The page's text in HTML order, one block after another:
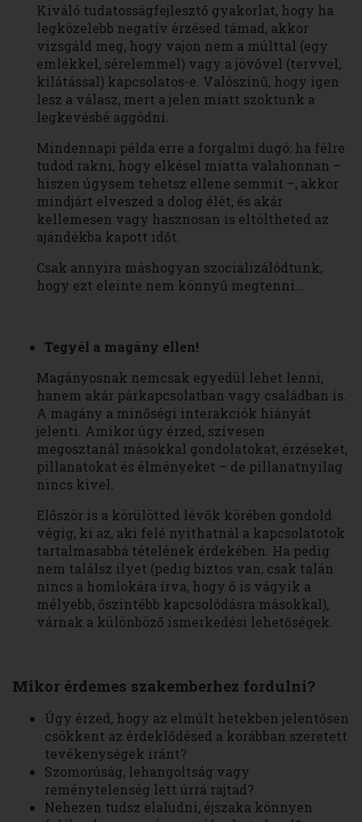
Kiváló tudatosságfejlesztő gyakorlat, hogy ha
legközelebb negatív érzésed támad, akkor
vizsgáld meg, hogy vajon nem a múlttal (egy
emlékkel, sérelemmel) vagy a jövővel (tervvel,
kilátással) kapcsolatos-e. Valószínű, hogy igen
lesz a válasz, mert a jelen miatt szoktunk a
legkevésbé aggódni.
Mindennapi példa erre a forgalmi dugó: ha félre
tudod rakni, hogy elkésel miatta valahonnan –
hiszen úgysem tehetsz ellene semmit –, akkor
mindjárt elveszed a dolog élét, és akár
kellemesen vagy hasznosan is eltöltheted az
ajándékba kapott időt.
Csak annyira máshogyan szocializálódtunk,
hogy ezt eleinte nem könnyű megtenni…
Tegyél a magány ellen!
Magányosnak nemcsak egyedül lehet lenni,
hanem akár párkapcsolatban vagy családban is.
A magány a minőségi interakciók hiányát
jelenti. Amikor úgy érzed, szívesen
megosztanál másokkal gondolatokat, érzéseket,
pillanatokat és élményeket – de pillanatnyilag
nincs kivel.
Először is a körülötted lévők körében gondold
végig, ki az, aki felé nyithatnál a kapcsolatotok
tartalmasabbá tételének érdekében. Ha pedig
nem találsz ilyet (pedig biztos van, csak talán
nincs a homlokára írva, hogy ő is vágyik a
mélyebb, őszintébb kapcsolódásra másokkal),
várnak a különböző ismerkedési lehetőségek.
Mikor érdemes szakemberhez fordulni?
Úgy érzed, hogy az elmúlt hetekben jelentősen
csökkent az érdeklődésed a korábban szeretett
tevékenységek iránt?
Szomorúság, lehangoltság vagy
reménytelenség lett úrrá rajtad?
Nehezen tudsz elaludni, éjszaka könnyen